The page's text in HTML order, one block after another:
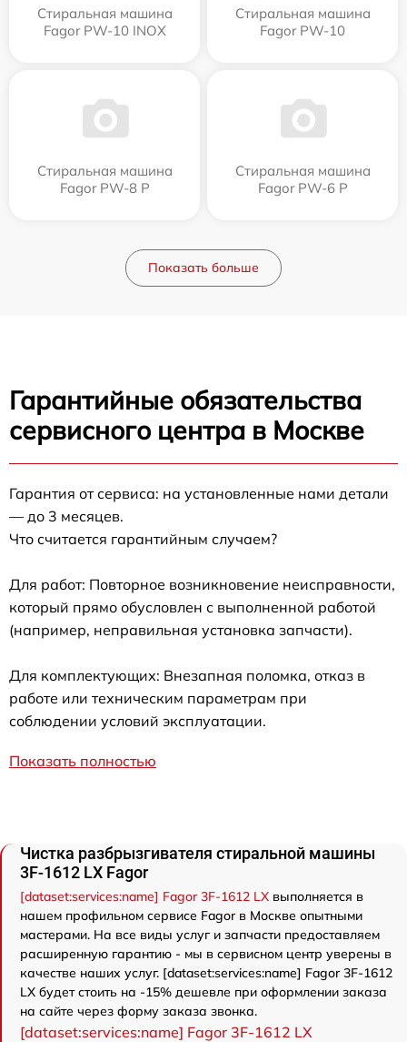
Стиральная машина
Fagor PW-10 INOX
Стиральная машина
Fagor PW-10
Стиральная машина
Fagor PW-8 P
Стиральная машина
Fagor PW-6 P
Показать больше
Гарантийные обязательства
сервисного центра в Москве
Гарантия от сервиса: на установленные нами детали
— до 3 месяцев.
Что считается гарантийным случаем?
Для работ: Повторное возникновение неисправности,
который прямо обусловлен с выполненной работой
(например, неправильная установка запчасти).
Для комплектующих: Внезапная поломка, отказ в
работе или техническим параметрам при
соблюдении условий эксплуатации.
Показать полностью
Чистка разбрызгивателя стиральной машины
3F-1612 LX Fagor
[dataset:services:name] Fagor 3F-1612 LX выполняется в
нашем профильном сервисе Fagor в Москве опытными
мастерами. На все виды услуг и запчасти предоставляем
расширенную гарантию - мы в сервисном центр уверены в
качестве наших услуг. [dataset:services:name] Fagor 3F-1612
LX будет стоить на -15% дешевле при оформлении заказа
на сайте через форму заказа звонка.
[dataset:services:name] Fagor 3F-1612 LX